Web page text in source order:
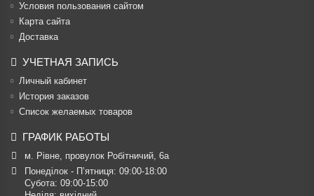
Условия пользования сайтом
Карта сайта
Доставка
УЧЕТНАЯ ЗАПИСЬ
Личный кабинет
История заказов
Список желаемых товаров
ГРАФИК РАБОТЫ
м. Рівне, провулок Робітничий, 6а
Понеділок - П’ятниця: 09:00-18:00
Субота: 09:00-15:00